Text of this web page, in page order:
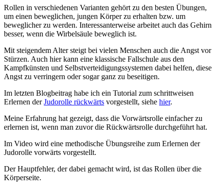
Rollen in verschiedenen Varianten gehört zu den besten Übungen,
um einen beweglichen, jungen Körper zu erhalten bzw. um
beweglicher zu werden. Interessanterweise arbeitet auch das Gehirn
besser, wenn die Wirbelsäule beweglich ist.
Mit steigendem Alter steigt bei vielen Menschen auch die Angst vor
Stürzen. Auch hier kann eine klassische Fallschule aus den
Kampfkünsten und Selbstverteidigungssystemen dabei helfen, diese
Angst zu verringern oder sogar ganz zu beseitigen.
Im letzten Blogbeitrag habe ich ein Tutorial zum schrittweisen
Erlernen derJudorolle rückwärts vorgestellt, siehe hier.
Meine Erfahrung hat gezeigt, dass die Vorwärtsrolle einfacher zu
erlernen ist, wenn man zuvor die Rückwärtsrolle durchgeführt hat.
Im Video wird eine methodische Übungsreihe zum Erlernen der
Judorolle vorwärts vorgestellt.
Der Hauptfehler, der dabei gemacht wird, ist das Rollen über die
Körperseite.